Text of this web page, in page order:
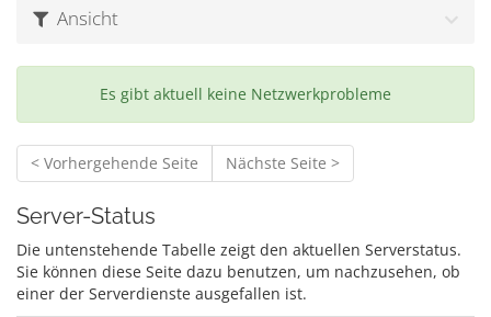
Ansicht
Es gibt aktuell keine Netzwerkprobleme
< Vorhergehende Seite Nächste Seite >
Server-Status
Die untenstehende Tabelle zeigt den aktuellen Serverstatus.
Sie können diese Seite dazu benutzen, um nachzusehen, ob
einer der Serverdienste ausgefallen ist.